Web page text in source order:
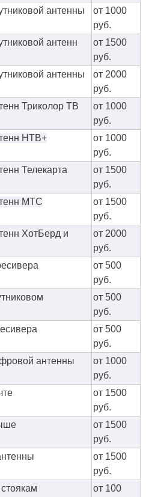
антенны
от 1000
руб.
антенн
от 1500
руб.
антенны
от 2000
руб.
Триколор ТВ
от 1000
руб.
НТВ+
от 1000
руб.
Телекарта
от 1500
руб.
МТС
от 1500
руб.
ХотБерд и
от 2000
руб.
от 500
руб.
от 500
руб.
от 500
руб.
антенны
от 1000
руб.
от 1500
руб.
от 1500
руб.
от 1500
руб.
от 100